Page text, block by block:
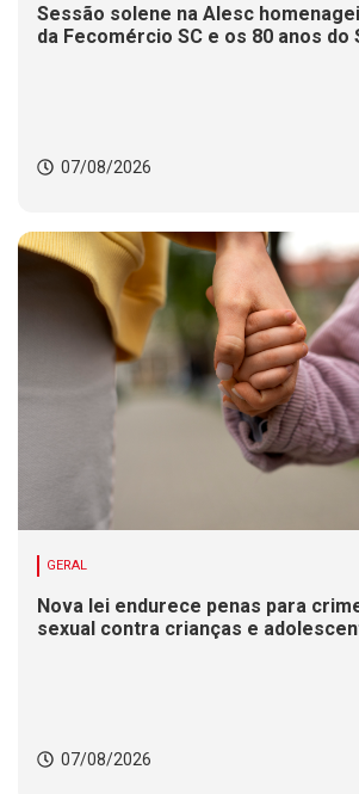
Sessão solene na Alesc
da Fecomércio SC e os 80 anos do
07/08/2026
GERAL
Nova lei endurece penas para
sexual contra crianças e
07/08/2026